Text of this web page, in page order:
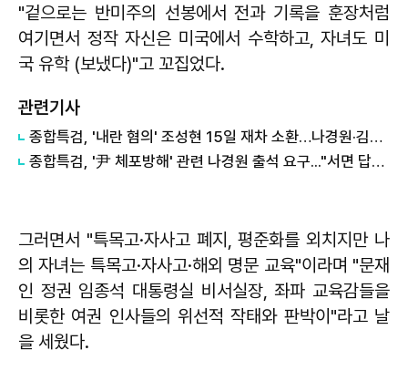
"겉으로는 반미주의 선봉에서 전과 기록을 훈장처럼
여기면서 정작 자신은 미국에서 수학하고, 자녀도 미
국 유학 (보냈다)"고 꼬집었다.
관련기사
종합특검, '내란 혐의' 조성현 15일 재차 소환…나경원·김기현 20일 통보
종합특검, '尹 체포방해' 관련 나경원 출석 요구..."서면 답변"
그러면서 "특목고·자사고 폐지, 평준화를 외치지만 나
의 자녀는 특목고·자사고·해외 명문 교육"이라며 "문재
인 정권 임종석 대통령실 비서실장, 좌파 교육감들을
비롯한 여권 인사들의 위선적 작태와 판박이"라고 날
을 세웠다.